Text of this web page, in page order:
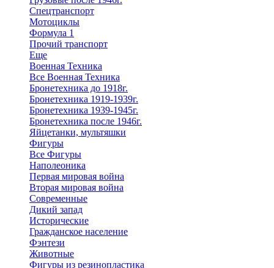
Спецтранспорт
Мотоциклы
Формула 1
Прочий транспорт
Еще
Военная Техника
Все Военная Техника
Бронетехника до 1918г.
Бронетехника 1919-1939г.
Бронетехника 1939-1945г.
Бронетехника после 1946г.
Яйцетанки, мультяшки
Фигуры
Все Фигуры
Наполеоника
Первая мировая война
Вторая мировая война
Современные
Дикий запад
Исторические
Гражданское население
Фэнтези
Животные
Фигуры из резинопластика